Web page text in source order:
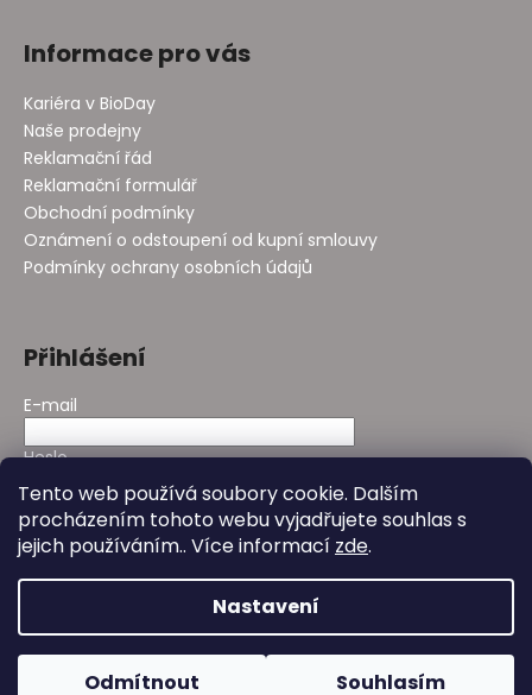
Tento web používá soubory cookie. Dalším
procházením tohoto webu vyjadřujete souhlas s
jejich používáním.. Více informací zde.
Nastavení
Odmítnout Souhlasím
Informace pro vás
Kariéra v BioDay
Naše prodejny
Reklamační řád
Reklamační formulář
Obchodní podmínky
Oznámení o odstoupení od kupní smlouvy
Podmínky ochrany osobních údajů
Přihlášení
E-mail
Heslo
PŘIHLÁSIT SE
Nová registraceZapomenuté heslo
Copyright 2026Bioday . Všechna práva vyhrazena.